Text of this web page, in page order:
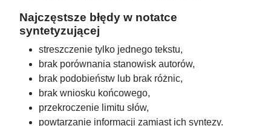
Najczęstsze błędy w notatce
syntetyzującej
streszczenie tylko jednego tekstu,
brak porównania stanowisk autorów,
brak podobieństw lub brak różnic,
brak wniosku końcowego,
przekroczenie limitu słów,
powtarzanie informacji zamiast ich syntezy.